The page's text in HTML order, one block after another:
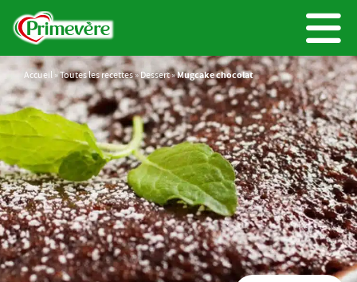
Accueil »Toutes les recettes»Dessert»Mugcake chocolat